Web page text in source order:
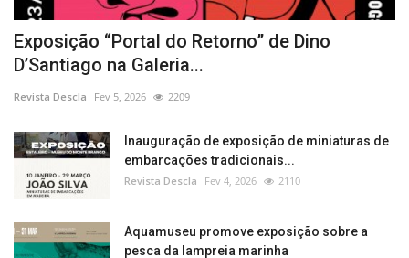
Exposição “Portal do Retorno” de Dino
D’Santiago na Galeria...
Revista Descla Fev 5, 2026 2209
Inauguração de exposição de miniaturas de
embarcações tradicionais...
Revista Descla Fev 4, 2026 2110
Aquamuseu promove exposição sobre a
pesca da lampreia marinha